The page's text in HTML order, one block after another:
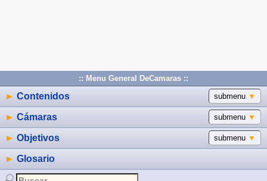
:: Menu General DeCamaras ::
submenu ▼
► Contenidos
submenu ▼
► Cámaras
submenu ▼
► Objetivos
► Glosario